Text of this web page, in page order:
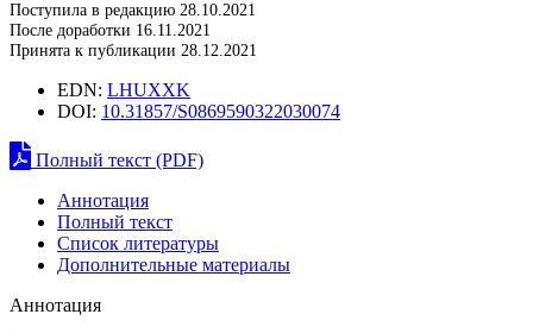
Поступила в редакцию 28.10.2021
После доработки 16.11.2021
Принята к публикации 28.12.2021
EDN: LHUXXK
DOI: 10.31857/S0869590322030074
Полный текст (PDF)
Аннотация
Полный текст
Список литературы
Дополнительные материалы
Аннотация